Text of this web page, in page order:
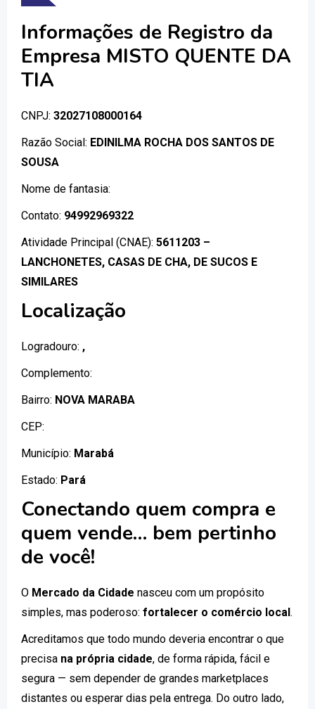
Informações de Registro da
Empresa MISTO QUENTE DA
TIA
CNPJ: 32027108000164
Razão Social: EDINILMA ROCHA DOS SANTOS DE
SOUSA
Nome de fantasia:
Contato: 94992969322
Atividade Principal (CNAE): 5611203 –
LANCHONETES, CASAS DE CHA, DE SUCOS E
SIMILARES
Localização
Logradouro: ,
Complemento:
Bairro: NOVA MARABA
CEP:
Município: Marabá
Estado: Pará
Conectando quem compra e
quem vende… bem pertinho
de você!
O Mercado da Cidade nasceu com um propósito
simples, mas poderoso: fortalecer o comércio local.
Acreditamos que todo mundo deveria encontrar o que
precisa na própria cidade, de forma rápida, fácil e
segura — sem depender de grandes marketplaces
distantes ou esperar dias pela entrega. Do outro lado,